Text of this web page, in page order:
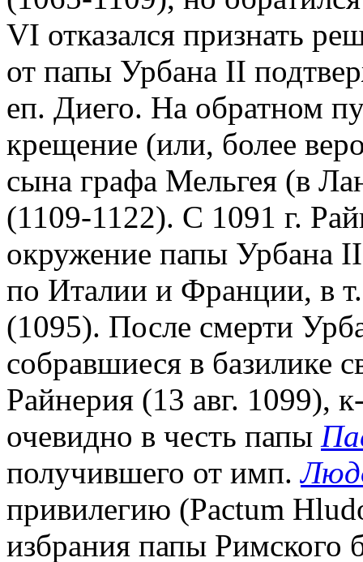
VI отказался признать
от папы Урбана II
еп. Диего. На обратном
крещение (или, более
сына графа Мельгея (в
(1109-1122). С 1091 г.
окружение папы Урбана
по Италии и Франции, в
(1095). После смерти
собравшиеся в базилике
Райнерия (13 авг. 1099),
очевидно в честь папы
получившего от имп.
привилегию (Pactum
избрания папы Римского